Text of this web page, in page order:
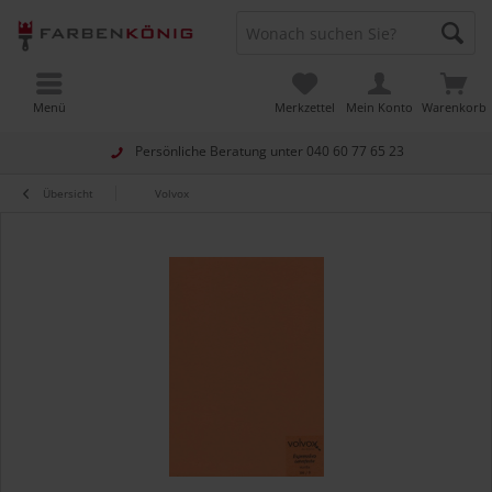
Persönliche Beratung unter 040 60 77 65 23
Warenkorb
Merkzettel Mein Konto
Menü
Übersicht Volvox